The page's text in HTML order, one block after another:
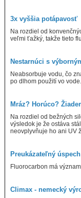
3x vyššia potápavosť
Na rozdiel od
veľmi ťažký, takže tieto
Nestarnúci s
Neabsorbuje vodu, čo
po dlhom použití vo vode.
Mráz? Horúco?
Na rozdiel od bežných
výsledok je že ostáva
neovplyvňuje ho ani UV
Preukázateľný úspech
Fluorocarbon má
Climax - nemecký